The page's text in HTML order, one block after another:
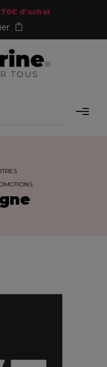
70€ d'achat